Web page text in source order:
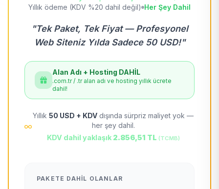
Yıllık ödeme (KDV %20 dahil değil) Her Şey Dahil
"Tek Paket, Tek Fiyat — Profesyonel
Web Siteniz Yılda Sadece 50 USD!"
Alan Adı + Hosting DAHİL
.com.tr / .tr alan adı ve hosting yıllık ücrete
dahil!
Yıllık 50 USD + KDV dışında sürpriz maliyet yok —
her şey dahil.
KDV dahil yaklaşık 2.856,51 TL (TCMB)
PAKETE DAHIL OLANLAR